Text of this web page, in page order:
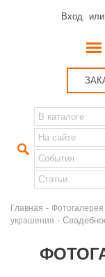
Вход или
Главная - Фотогалерея
украшения -